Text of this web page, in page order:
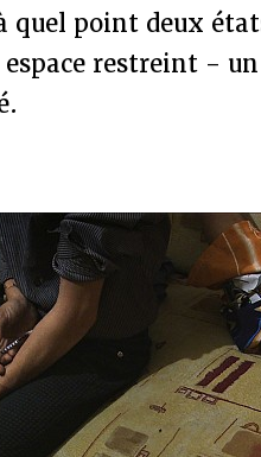
quel point deux
espace restreint -